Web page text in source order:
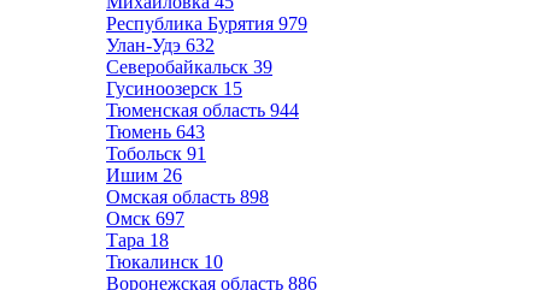
Республика Бурятия 979
Улан-Удэ 632
Северобайкальск 39
Гусиноозерск 15
Тюменская область 944
Тюмень 643
Тобольск 91
Ишим 26
Омская область 898
Омск 697
Тара 18
Тюкалинск 10
Воронежская область 886